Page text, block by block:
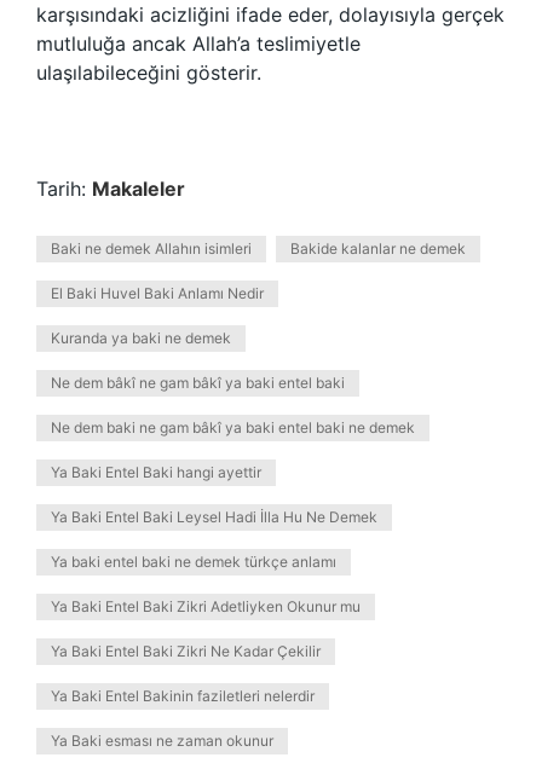
karşısındaki acizliğini ifade eder, dolayısıyla gerçek
mutluluğa ancak Allah’a teslimiyetle
ulaşılabileceğini gösterir.
Tarih: Makaleler
Baki ne demek Allahın isimleri Bakide kalanlar ne demek
El Baki Huvel Baki Anlamı Nedir
Kuranda ya baki ne demek
Ne dem bâkî ne gam bâkî ya baki entel baki
Ne dem baki ne gam bâkî ya baki entel baki ne demek
Ya Baki Entel Baki hangi ayettir
Ya Baki Entel Baki Leysel Hadi İlla Hu Ne Demek
Ya baki entel baki ne demek türkçe anlamı
Ya Baki Entel Baki Zikri Adetliyken Okunur mu
Ya Baki Entel Baki Zikri Ne Kadar Çekilir
Ya Baki Entel Bakinin faziletleri nelerdir
Ya Baki esması ne zaman okunur